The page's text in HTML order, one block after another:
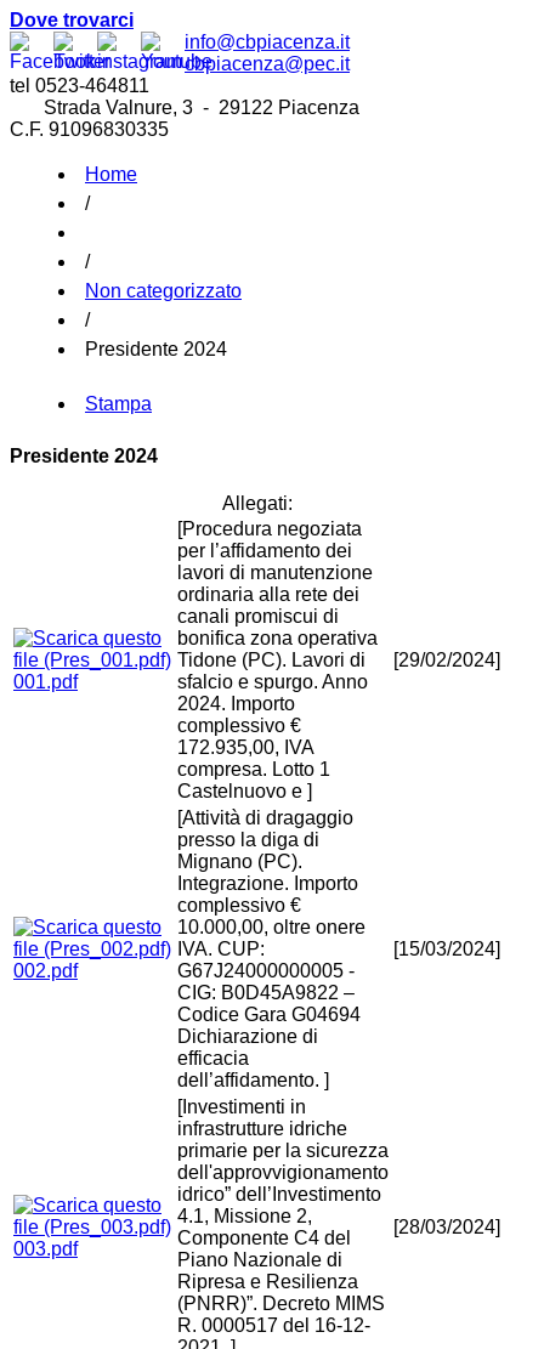
Dove trovarci
info@cbpiacenza.it
cbpiacenza@pec.it
tel 0523-464811
Strada Valnure, 3 - 29122 Piacenza
C.F. 91096830335
Home
/
/
Non categorizzato
/
Presidente 2024
Stampa
Presidente 2024
Allegati:
001.pdf
[Procedura negoziata
per l’affidamento dei
lavori di manutenzione
ordinaria alla rete dei
canali promiscui di
bonifica zona operativa
Tidone (PC). Lavori di
sfalcio e spurgo. Anno
2024. Importo
complessivo €
172.935,00, IVA
compresa. Lotto 1
Castelnuovo e ]
[29/02/2024]
002.pdf
[Attività di dragaggio
presso la diga di
Mignano (PC).
Integrazione. Importo
complessivo €
10.000,00, oltre onere
IVA. CUP:
G67J24000000005 -
CIG: B0D45A9822 –
Codice Gara G04694
Dichiarazione di
efficacia
dell’affidamento. ]
[15/03/2024]
003.pdf
[Investimenti in
infrastrutture idriche
primarie per la sicurezza
dell'approvvigionamento
idrico” dell’Investimento
4.1, Missione 2,
Componente C4 del
Piano Nazionale di
Ripresa e Resilienza
(PNRR)”. Decreto MIMS
R. 0000517 del 16-12-
[28/03/2024]